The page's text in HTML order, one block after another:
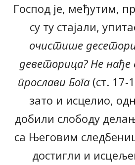
Господ је, међутим,
су ту стајали,
очистише
деветорица? Не нађе
прослави Бога(ст. 17-
зато и исцелио,
добили слободу
са Његовим
достигли и